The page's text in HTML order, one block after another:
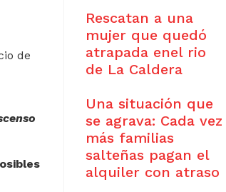
de
Rescatan a una
mujer que quedó
atrapada enel rio
de La Caldera
Una situación que
se agrava: Cada vez
más familias
salteñas pagan el
alquiler con atraso